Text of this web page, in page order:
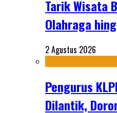
Tarik Wisata
Olahraga
2 Agustus 2026
Pengurus
Dilantik,